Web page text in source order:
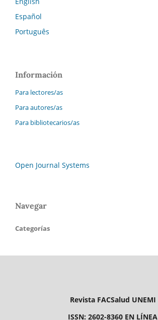
Español
Português
Información
Para lectores/as
Para autores/as
Para bibliotecarios/as
Open Journal Systems
Navegar
Categorías
Revista FACSalud UNEMI
ISSN: 2602-8360 EN LÍNEA